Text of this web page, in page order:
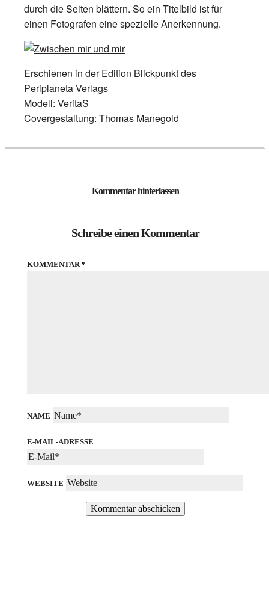
durch die Seiten blättern. So ein Titelbild ist für
einen Fotografen eine spezielle Anerkennung.
Erschienen in der Edition Blickpunkt des
Periplaneta Verlags
Modell: VeritaS
Covergestaltung: Thomas Manegold
Kommentar hinterlassen
Schreibe einen Kommentar
KOMMENTAR*
NAME
E-MAIL-ADRESSE
WEBSITE